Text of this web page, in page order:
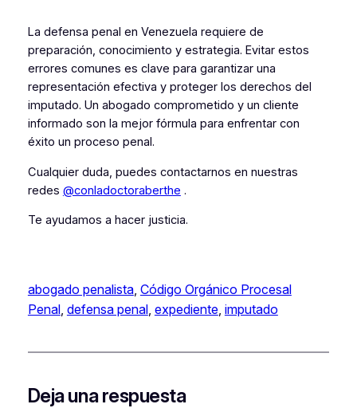
La defensa penal en Venezuela requiere de
preparación, conocimiento y estrategia. Evitar estos
errores comunes es clave para garantizar una
representación efectiva y proteger los derechos del
imputado. Un abogado comprometido y un cliente
informado son la mejor fórmula para enfrentar con
éxito un proceso penal.
Cualquier duda, puedes contactarnos en nuestras
redes @conladoctoraberthe .
Te ayudamos a hacer justicia.
abogado penalista, Código Orgánico Procesal
Penal, defensa penal, expediente, imputado
Deja una respuesta